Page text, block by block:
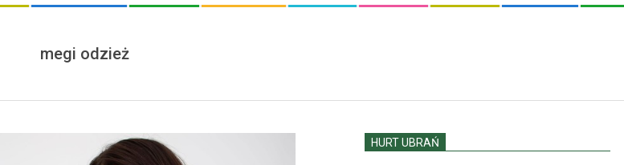
megi odzież
HURT UBRAŃ